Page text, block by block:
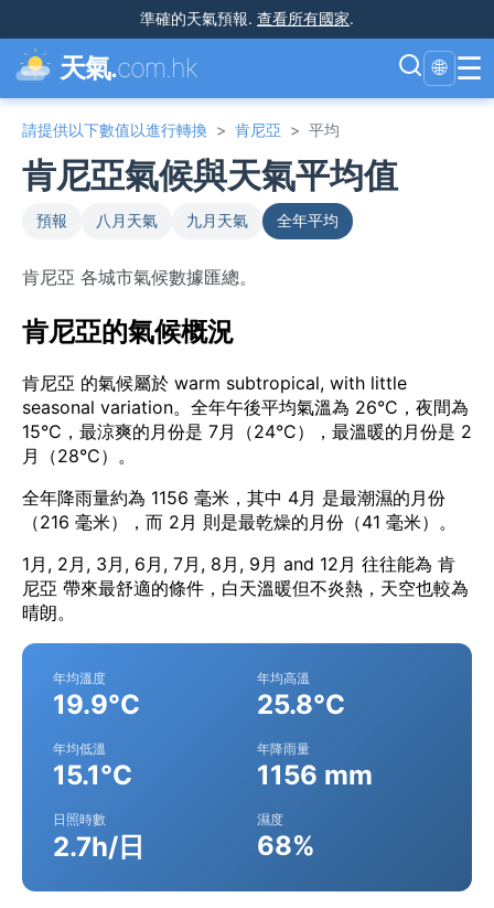
準確的天氣預報. 查看所有國家.
天氣.com.hk 🌐 ☰
請提供以下數值以進行轉換 > 肯尼亞 > 平均
肯尼亞氣候與天氣平均值
預報 八月天氣 九月天氣 全年平均
肯尼亞 各城市氣候數據匯總。
肯尼亞的氣候概況
肯尼亞 的氣候屬於 warm subtropical, with little
seasonal variation。全年午後平均氣溫為 26°C，夜間為
15°C，最涼爽的月份是 7月（24°C），最溫暖的月份是 2
月（28°C）。
全年降雨量約為 1156 毫米，其中 4月 是最潮濕的月份
（216 毫米），而 2月 則是最乾燥的月份（41 毫米）。
1月, 2月, 3月, 6月, 7月, 8月, 9月 and 12月 往往能為 肯
尼亞 帶來最舒適的條件，白天溫暖但不炎熱，天空也較為
晴朗。
年均溫度
19.9°C
年均高溫
25.8°C
年均低溫
15.1°C
年降雨量
1156 mm
日照時數
2.7h/日
濕度
68%